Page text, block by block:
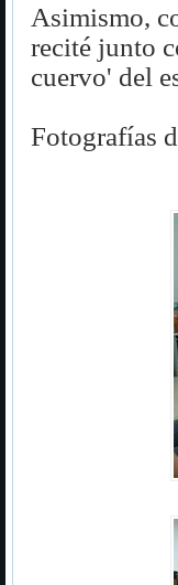
Asimismo,
recité junto
cuervo' del
Fotografías